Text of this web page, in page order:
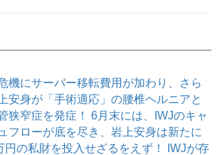
機にサーバー移転費用が加わり、さら
安身が「手術適応」の腰椎ヘルニアと
狭窄症を発症！ 6月末には、IWJのキャ
フローが底を尽き、岩上安身は新たに
円の私財を投入せざるをえず！ IWJが存